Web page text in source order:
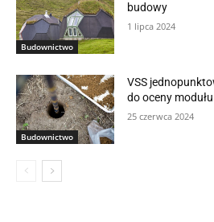
Budownictwo
budowy
1 lipca 2024
Budownictwo
VSS
do oceny
25 czerwca 2024